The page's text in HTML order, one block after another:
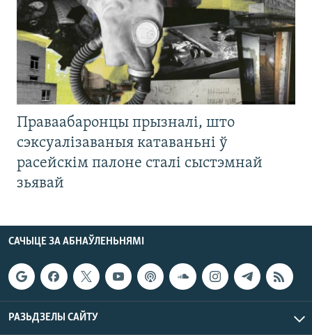
Праваабаронцы прызналі, што
сэксуалізаваныя катаваньні ў
расейскім палоне сталі сыстэмнай
зьявай
САЧЫЦЕ ЗА АБНАЎЛЕНЬНЯМІ
РАЗЬДЗЕЛЫ САЙТУ